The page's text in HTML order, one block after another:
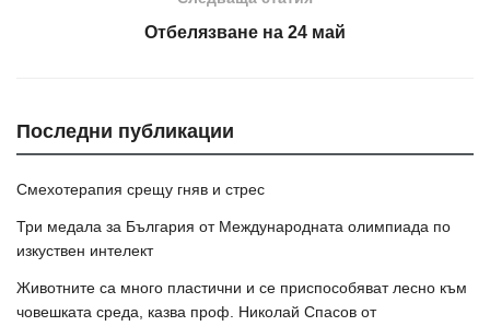
Отбелязване на 24 май
Последни публикации
Смехотерапия срещу гняв и стрес
Три медала за България от Международната олимпиада по
изкуствен интелект
Животните са много пластични и се приспособяват лесно към
човешката среда, казва проф. Николай Спасов от